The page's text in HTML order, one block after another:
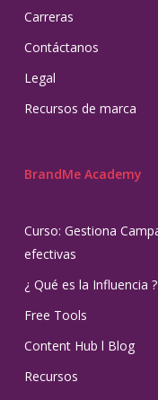
Carreras
Contáctanos
Legal
Recursos de marca
BrandMe Academy
Curso: Gestiona
efectivas
¿ Qué es la Influencia ?
Free Tools
Content Hub l Blog
Recursos